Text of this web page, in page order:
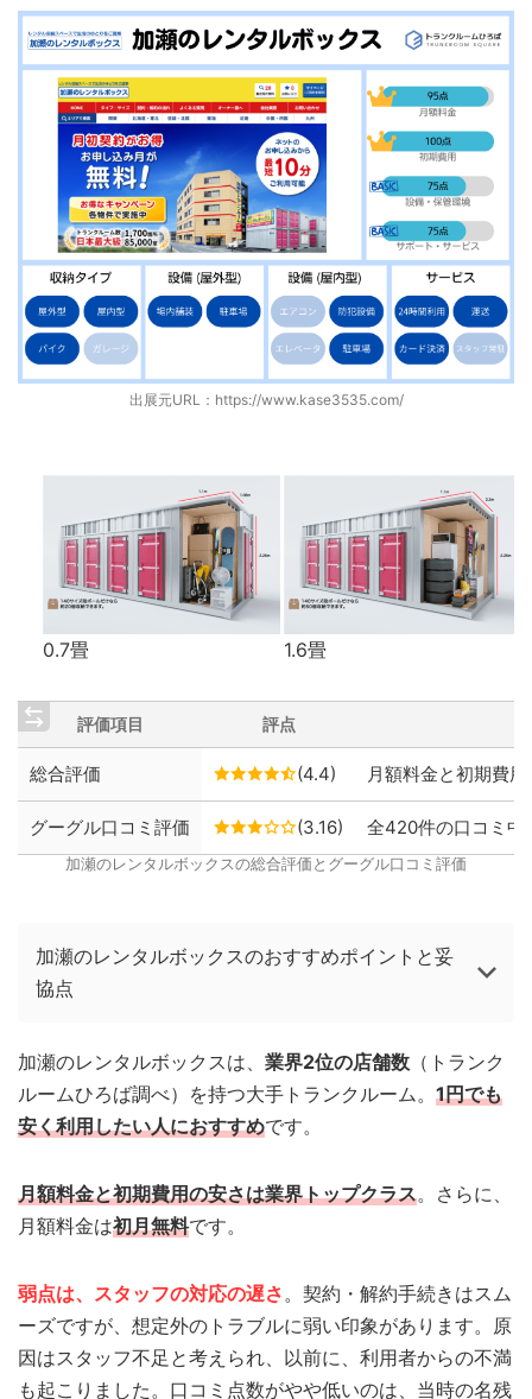
出展元URL： https://www.kase3535.com/
0.7畳 1.6畳
評価項目 評点
総合評価 (4.4) 月額料金と初期費
グーグル口コミ評価 (3.16) 全420件の口コミ中
加瀬のレンタルボックスの総合評価とグーグル口コミ評価
加瀬のレンタルボックスのおすすめポイントと妥
協点
加瀬のレンタルボックスは、 業界2位の店舗数 （トランク
ルームひろば調べ）を持つ大手トランクルーム。 1円でも
安く利用したい人におすすめです。
月額料金と初期費用の安さは業界トップクラス。さらに、
月額料金は初月無料です。
弱点は、スタッフの対応の遅さ 。契約・解約手続きはスム
ーズですが、想定外のトラブルに弱い印象があります。原
因はスタッフ不足と考えられ、以前に、利用者からの不満
も起こりました。口コミ点数がやや低いのは、当時の名残